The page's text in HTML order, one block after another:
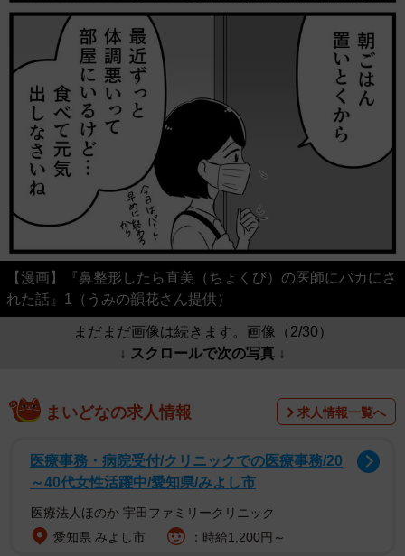
【漫画】『鼻整形したら直美（ちょくび）の医師にバカにさ
れた話』1（うみの韻花さん提供）
まだまだ画像は続きます。画像（2/30）
↓ スクロールで次の写真 ↓
まいどなの求人情報 求人情報一覧へ
医療事務・病院受付/クリニックでの医療事務/20
～40代女性活躍中/愛知県/みよし市
医療法人ほのか 宇田ファミリークリニック
愛知県 みよし市
：時給1,200円～